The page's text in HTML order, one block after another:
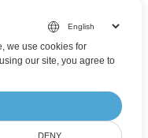
we use cookies for
our site, you agree to
DENY